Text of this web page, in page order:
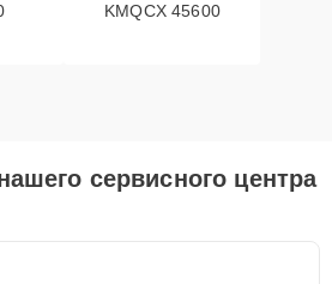
KMQCX 45600
сервисного центра